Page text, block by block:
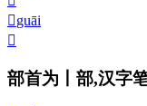
𠁯guāi
𠁰
部首为丨部,汉字